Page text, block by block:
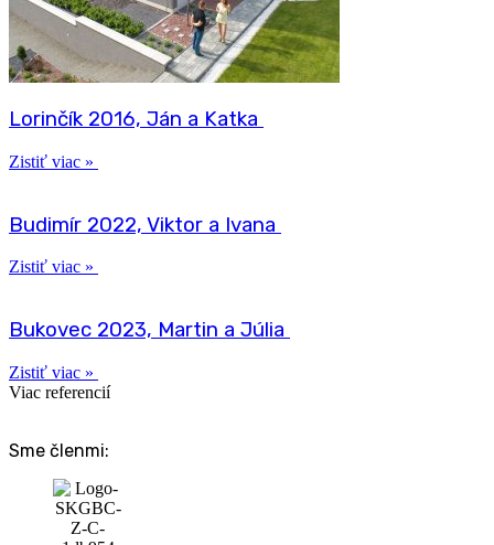
Lorin­čík 2016, Ján a Katka
Zis­tiť viac »
Budi­mír 2022, Vik­tor a Ivana
Zis­tiť viac »
Buko­vec 2023, Mar­tin a Júlia
Zis­tiť viac »
Viac refe­ren­cií
Sme členmi: